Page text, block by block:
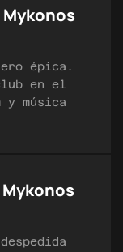
épica.
en el
y música